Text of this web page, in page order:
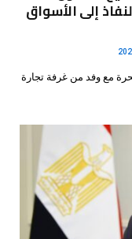
إلى الأسواق
مع وفد من غرفة تجارة